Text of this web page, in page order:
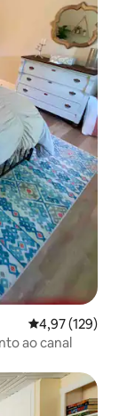
4,97 de uma
4,97 (129)
ao canal